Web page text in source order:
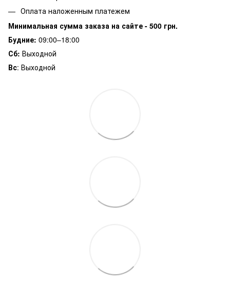
Оплата наложенным платежем
Минимальная сумма заказа на сайте - 500 грн.
Будние: 09:00–18:00
Сб: Выходной
Вс: Выходной